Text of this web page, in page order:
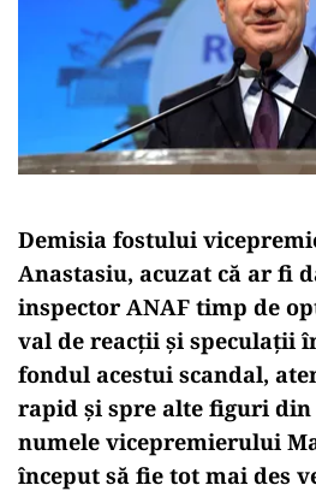
Demisia fostului
Anastasiu, acuzat că ar fi
inspector ANAF timp de
val de reacții și speculații
fondul acestui scandal,
rapid și spre alte figuri
numele vicepremierului
început să fie tot mai des